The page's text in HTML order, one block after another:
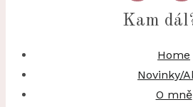
Kam
Home
Novinky/
O mně